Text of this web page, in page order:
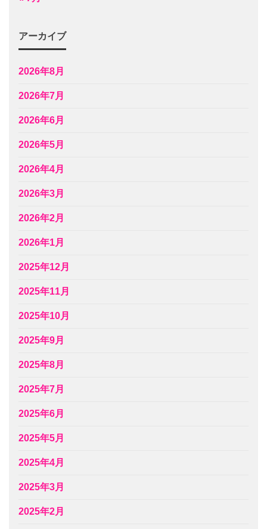
アーカイブ
2026年8月
2026年7月
2026年6月
2026年5月
2026年4月
2026年3月
2026年2月
2026年1月
2025年12月
2025年11月
2025年10月
2025年9月
2025年8月
2025年7月
2025年6月
2025年5月
2025年4月
2025年3月
2025年2月